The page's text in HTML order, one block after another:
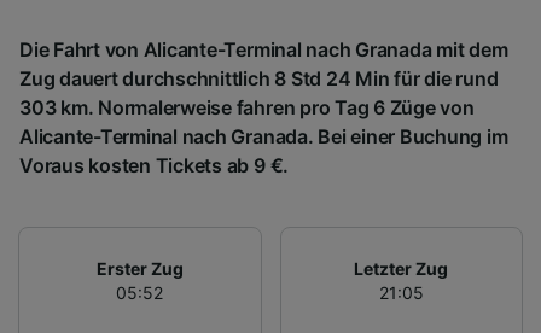
Die Fahrt von Alicante-Terminal nach Granada mit dem
Zug dauert durchschnittlich 8 Std 24 Min für die rund
303 km. Normalerweise fahren pro Tag 6 Züge von
Alicante-Terminal nach Granada. Bei einer Buchung im
Voraus kosten Tickets ab 9 €.
Erster Zug
05:52
Letzter Zug
21:05